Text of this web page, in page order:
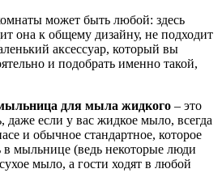
может быть любой: здесь
она к общему дизайну, не подходит
аксессуар, который вы
и подобрать именно такой,
для мыла жидкого – это
даже если у вас жидкое мыло, всегда
и обычное стандартное, которое
мыльнице (ведь некоторые люди
мыло, а гости ходят в любой